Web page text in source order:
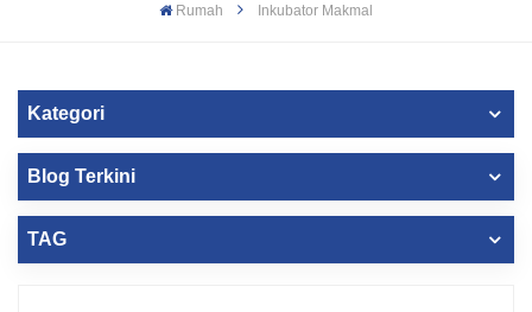
Rumah Inkubator Makmal
Kategori
Blog Terkini
TAG